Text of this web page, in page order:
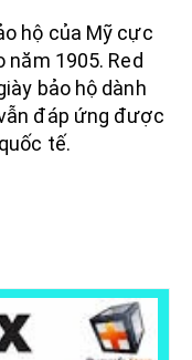
hộ của Mỹ cực
1905. Red
bảo hộ dành
đáp ứng được
tế.